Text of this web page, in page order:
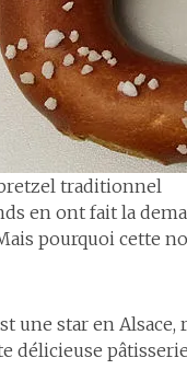
traditionnel
en ont fait la
pourquoi cette
une star en Alsace,
délicieuse